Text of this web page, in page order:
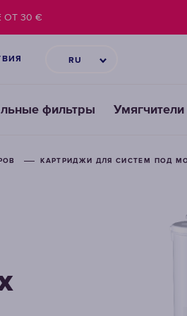
RU
фильтры Умягчители
ОТ 30 €
КАРТРИДЖИ ДЛЯ СИСТЕМ ПОД